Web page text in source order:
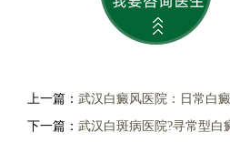
上一篇： 武汉白癜风医院：日常白
下一篇： 武汉白斑病医院?寻常型白